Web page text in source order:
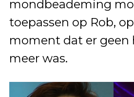
mondbeademing
toepassen op Rob,
moment dat er geen
meer was.